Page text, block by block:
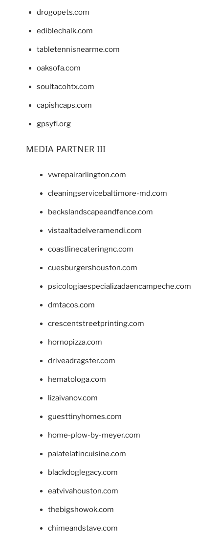
drogopets.com
ediblechalk.com
tabletennisnearme.com
oaksofa.com
soultacohtx.com
capishcaps.com
gpsyfl.org
MEDIA PARTNER III
vwrepairarlington.com
cleaningservicebaltimore-md.com
beckslandscapeandfence.com
vistaaltadelveramendi.com
coastlinecateringnc.com
cuesburgershouston.com
psicologiaespecializadaencampeche.com
dmtacos.com
crescentstreetprinting.com
hornopizza.com
driveadragster.com
hematologa.com
lizaivanov.com
guesttinyhomes.com
home-plow-by-meyer.com
palatelatincuisine.com
blackdoglegacy.com
eatvivahouston.com
thebigshowok.com
chimeandstave.com